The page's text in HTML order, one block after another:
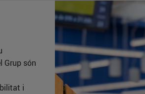
Grup són
i